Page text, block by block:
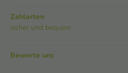
Zahlarten
sicher und bequem
Bewerte uns